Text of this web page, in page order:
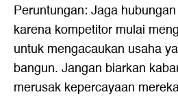
Peruntungan: Jaga
karena kompetitor mulai
untuk mengacaukan usaha
bangun. Jangan biarkan
merusak kepercayaan